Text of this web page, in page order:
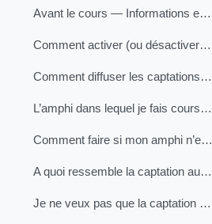
Avant le cours — Informations et activation de la ...
Comment activer (ou désactiver) la captation automatique de mes cours en amphi ?
Comment diffuser les captations "amphi virtuel" dans l'EPI de mon cours ?
L’amphi dans lequel je fais cours est-il équipé d’une captation automatisée ?
Comment faire si mon amphi n’est pas encore équipé d’une captation automatisée ?
A quoi ressemble la captation automatisée du cours en amphi ?
Je ne veux pas que la captation de mon cours soit diffusée en direct